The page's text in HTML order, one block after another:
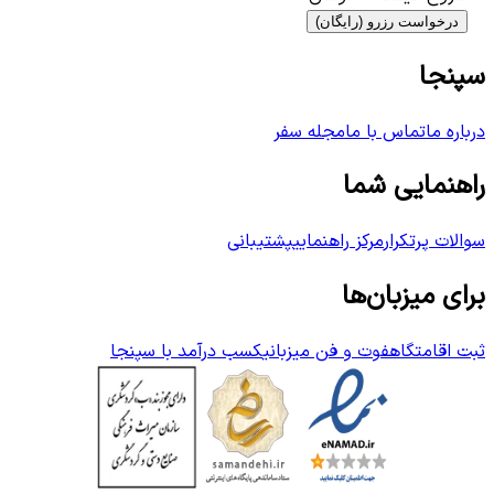
درخواست رزرو (رایگان)
سپنجا
درباره ماتماس با مامجله سفر
راهنمایی شما
سوالات پرتکرارمرکز راهنماییپشتیبانی
برای میزبان‌ها
ثبت اقامتگاهفوت و فن میزبانیکسب درآمد با سپنجا